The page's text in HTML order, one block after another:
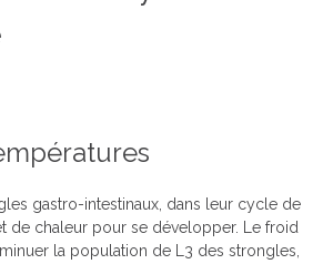
gastro-intestinaux, dans leur cycle de
de chaleur pour se développer. Le froid
la population de L3 des strongles,